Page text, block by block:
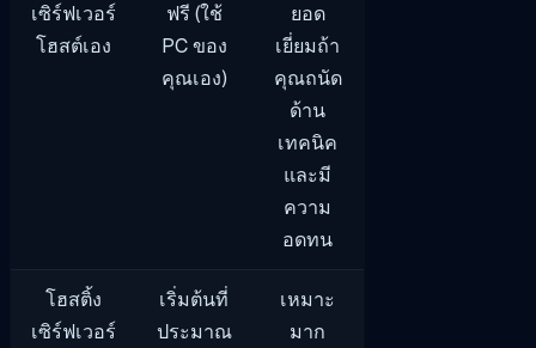
เซิร์ฟเวอร์
โฮสต์เอง
ฟรี (ใช้
PC ของ
คุณเอง)
ยอด
เยี่ยมถ้า
คุณถนัด
ด้าน
เทคนิค
และมี
ความ
อดทน
โฮสติ้ง
เซิร์ฟเวอร์
เริ่มต้นที่
ประมาณ
เหมาะ
มาก